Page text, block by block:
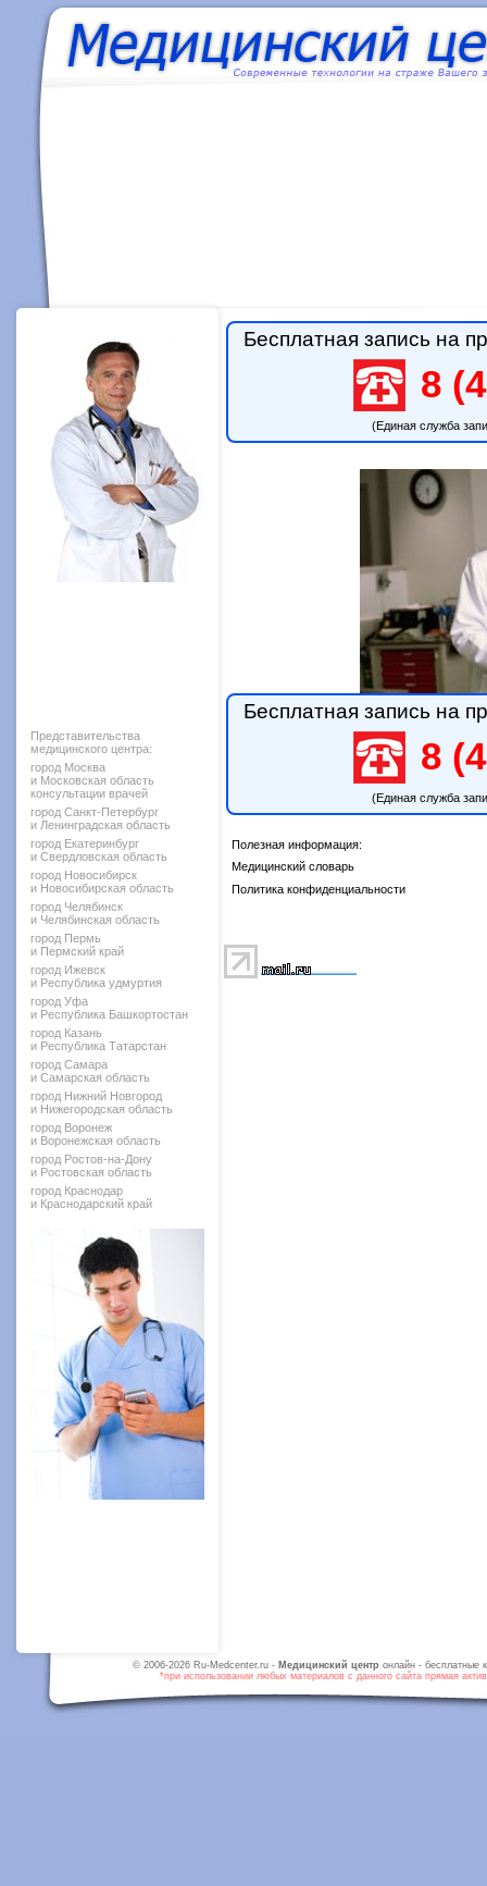
Представительства
медицинского центра:
город Москва
и Московская область
консультации врачей
город Санкт-Петербург
и Ленинградская область
город Екатеринбург
и Свердловская область
город Новосибирск
и Новосибирская область
город Челябинск
и Челябинская область
город Пермь
и Пермский край
город Ижевск
и Республика удмуртия
город Уфа
и Республика Башкортостан
город Казань
и Республика Татарстан
город Самара
и Самарская область
город Нижний Новгород
и Нижегородская область
город Воронеж
и Воронежская область
город Ростов-на-Дону
и Ростовская область
город Краснодар
и Краснодарский край
Бесплатная запись на
8
(Единая служба
Бесплатная запись на
8
(Единая служба
Полезная информация:
Медицинский словарь
Политика конфиденциальности
© 2006-2026 Ru-Medcenter.ru - Медицинский центр онлайн - бесплатные
*при использовании любых материалов с данного сайта прямая